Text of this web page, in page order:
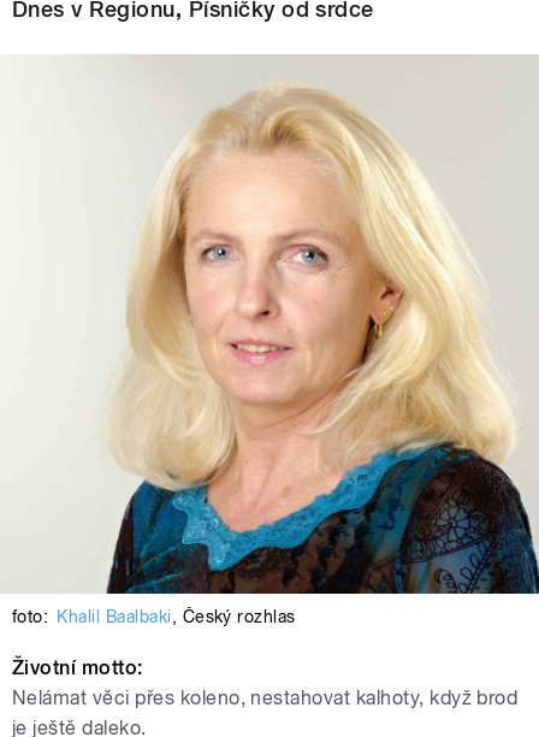
Dnes v Regionu, Písničky od srdce
foto: Khalil Baalbaki, Český rozhlas
Životní motto:
Nelámat věci přes koleno, nestahovat kalhoty, když brod
je ještě daleko.